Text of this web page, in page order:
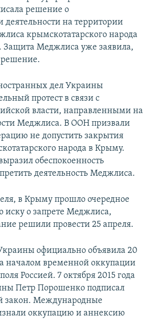
решение о
деятельности на территории
крымскотатарского народа
Защита Меджлиса уже заявила,
решение.
дел Украины
протест в связи с
власти, направленными на
Меджлиса. В ООН призвали
не допустить закрытия
народа в Крыму.
обеспокоенность
деятельность Меджлиса.
в Крыму прошло очередное
иску о запрете Меджлиса,
решили провести 25 апреля.
официально объявила 20
началом временной оккупации
Россией. 7 октября 2015 года
Петр Порошенко подписал
закон. Международные
оккупацию и аннексию